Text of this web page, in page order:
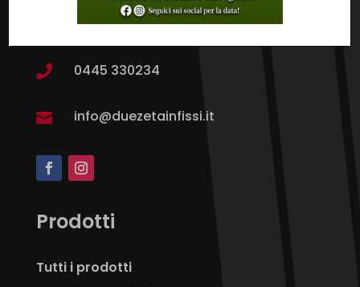
Via IV Novembre, 5 - 36030 Zugliano
(VI)
 0445 330234
 info@duezetainfissi.it
Prodotti
Tutti i prodotti